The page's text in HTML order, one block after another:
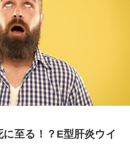
至る！？E型肝炎ウイ